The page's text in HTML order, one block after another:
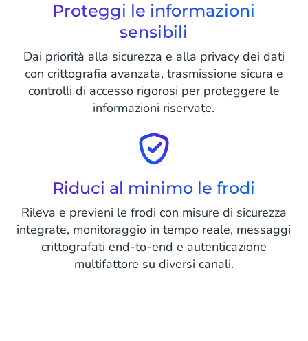
Proteggi le informazioni
sensibili
Dai priorità alla sicurezza e alla privacy dei dati
con crittografia avanzata, trasmissione sicura e
controlli di accesso rigorosi per proteggere le
informazioni riservate.
Riduci al minimo le frodi
Rileva e previeni le frodi con misure di sicurezza
integrate, monitoraggio in tempo reale, messaggi
crittografati end-to-end e autenticazione
multifattore su diversi canali.